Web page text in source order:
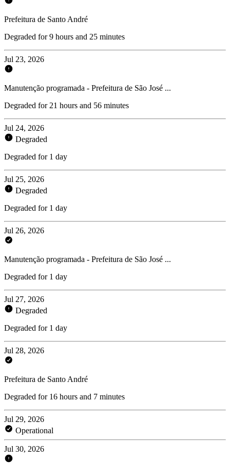
Prefeitura de Santo André
Degraded for 9 hours and 25 minutes
Jul 23, 2026
Manutenção programada - Prefeitura de São José ...
Degraded for 21 hours and 56 minutes
Jul 24, 2026
Degraded
Degraded for 1 day
Jul 25, 2026
Degraded
Degraded for 1 day
Jul 26, 2026
Manutenção programada - Prefeitura de São José ...
Degraded for 1 day
Jul 27, 2026
Degraded
Degraded for 1 day
Jul 28, 2026
Prefeitura de Santo André
Degraded for 16 hours and 7 minutes
Jul 29, 2026
Operational
Jul 30, 2026